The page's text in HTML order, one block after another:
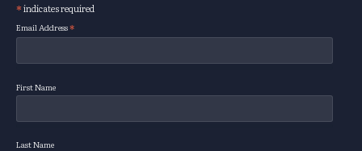
Subscribe
*indicates required
Email Address*
First Name
Last Name